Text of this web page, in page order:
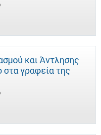
και Άντλησης
στα γραφεία της